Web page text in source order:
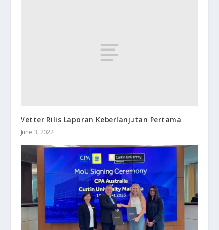
Vetter Rilis Laporan Keberlanjutan Pertama
June 3, 2022